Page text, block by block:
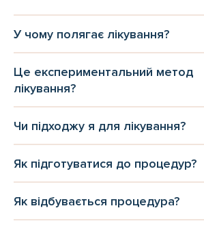
У чому полягає лікування?
Це експериментальний метод
лікування?
Чи підходжу я для лікування?
Як підготуватися до процедур?
Як відбувається процедура?